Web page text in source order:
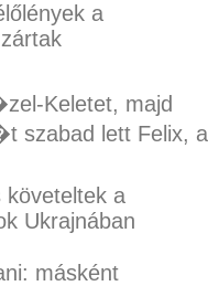
a
Keletet, majd
szabad lett Felix, a
követeltek a
Ukrajnában
másként